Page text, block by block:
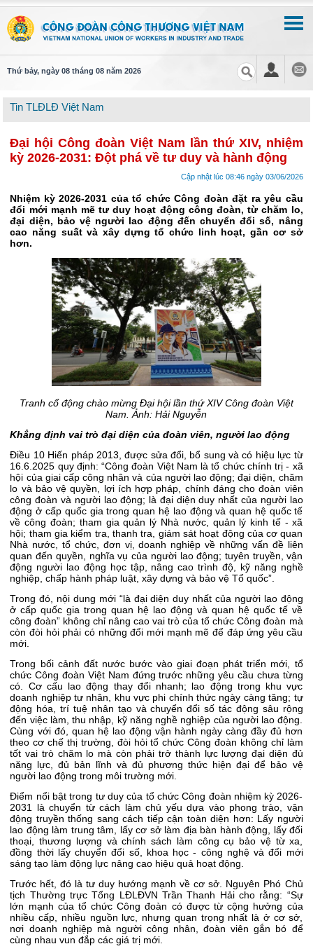
Thứ bảy, ngày 08 tháng 08 năm 2026
Tin TLĐLĐ Việt Nam
Đại hội Công đoàn Việt Nam lần thứ XIV, nhiệm
kỳ 2026-2031: Đột phá về tư duy và hành động
Cập nhật lúc 08:46 ngày 03/06/2026
Nhiệm kỳ 2026-2031 của tổ chức Công đoàn đặt ra yêu cầu
đổi mới mạnh mẽ tư duy hoạt động công đoàn, từ chăm lo,
đại diện, bảo vệ người lao động đến chuyển đổi số, nâng
cao năng suất và xây dựng tổ chức linh hoạt, gần cơ sở
hơn.
Tranh cổ động chào mừng Đại hội lần thứ XIV Công đoàn Việt
Nam. Ảnh: Hải Nguyễn
Khẳng định vai trò đại diện của đoàn viên, người lao động
Điều 10 Hiến pháp 2013, được sửa đổi, bổ sung và có hiệu lực từ
16.6.2025 quy định: “Công đoàn Việt Nam là tổ chức chính trị - xã
hội của giai cấp công nhân và của người lao động; đại diện, chăm
lo và bảo vệ quyền, lợi ích hợp pháp, chính đáng cho đoàn viên
công đoàn và người lao động; là đại diện duy nhất của người lao
động ở cấp quốc gia trong quan hệ lao động và quan hệ quốc tế
về công đoàn; tham gia quản lý Nhà nước, quản lý kinh tế - xã
hội; tham gia kiểm tra, thanh tra, giám sát hoạt động của cơ quan
Nhà nước, tổ chức, đơn vị, doanh nghiệp về những vấn đề liên
quan đến quyền, nghĩa vụ của người lao động; tuyên truyền, vận
động người lao động học tập, nâng cao trình độ, kỹ năng nghề
nghiệp, chấp hành pháp luật, xây dựng và bảo vệ Tổ quốc”.
Trong đó, nội dung mới “là đại diện duy nhất của người lao động
ở cấp quốc gia trong quan hệ lao động và quan hệ quốc tế về
công đoàn” không chỉ nâng cao vai trò của tổ chức Công đoàn mà
còn đòi hỏi phải có những đổi mới mạnh mẽ để đáp ứng yêu cầu
mới.
Trong bối cảnh đất nước bước vào giai đoạn phát triển mới, tổ
chức Công đoàn Việt Nam đứng trước những yêu cầu chưa từng
có. Cơ cấu lao động thay đổi nhanh; lao động trong khu vực
doanh nghiệp tư nhân, khu vực phi chính thức ngày càng tăng; tự
động hóa, trí tuệ nhân tạo và chuyển đổi số tác động sâu rộng
đến việc làm, thu nhập, kỹ năng nghề nghiệp của người lao động.
Cùng với đó, quan hệ lao động vận hành ngày càng đầy đủ hơn
theo cơ chế thị trường, đòi hỏi tổ chức Công đoàn không chỉ làm
tốt vai trò chăm lo mà còn phải trở thành lực lượng đại diện đủ
năng lực, đủ bản lĩnh và đủ phương thức hiện đại để bảo vệ
người lao động trong môi trường mới.
Điểm nổi bật trong tư duy của tổ chức Công đoàn nhiệm kỳ 2026-
2031 là chuyển từ cách làm chủ yếu dựa vào phong trào, vận
động truyền thống sang cách tiếp cận toàn diện hơn: Lấy người
lao động làm trung tâm, lấy cơ sở làm địa bàn hành động, lấy đối
thoại, thương lượng và chính sách làm công cụ bảo vệ từ xa,
đồng thời lấy chuyển đổi số, khoa học - công nghệ và đổi mới
sáng tạo làm động lực nâng cao hiệu quả hoạt động.
Trước hết, đó là tư duy hướng mạnh về cơ sở. Nguyên Phó Chủ
tịch Thường trực Tổng LĐLĐVN Trần Thanh Hải cho rằng: “Sự
lớn mạnh của tổ chức Công đoàn có được từ cộng hưởng của
nhiều cấp, nhiều nguồn lực, nhưng quan trọng nhất là ở cơ sở,
nơi doanh nghiệp mà người công nhân, đoàn viên gắn bó để
cùng nhau vun đắp các giá trị mới.